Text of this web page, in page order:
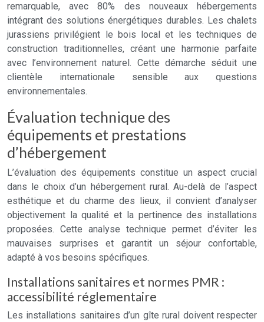
remarquable, avec 80% des nouveaux hébergements
intégrant des solutions énergétiques durables. Les chalets
jurassiens privilégient le bois local et les techniques de
construction traditionnelles, créant une harmonie parfaite
avec l’environnement naturel. Cette démarche séduit une
clientèle internationale sensible aux questions
environnementales.
Évaluation technique des
équipements et prestations
d’hébergement
L’évaluation des équipements constitue un aspect crucial
dans le choix d’un hébergement rural. Au-delà de l’aspect
esthétique et du charme des lieux, il convient d’analyser
objectivement la qualité et la pertinence des installations
proposées. Cette analyse technique permet d’éviter les
mauvaises surprises et garantit un séjour confortable,
adapté à vos besoins spécifiques.
Installations sanitaires et normes PMR :
accessibilité réglementaire
Les installations sanitaires d’un gîte rural doivent respecter